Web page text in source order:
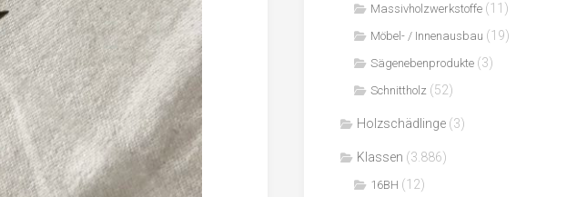
Massivholzwerkstoffe (11)
Möbel- / Innenausbau (19)
Sägenebenprodukte (3)
Schnittholz (52)
Holzschädlinge (3)
Klassen (3.886)
16BH (12)